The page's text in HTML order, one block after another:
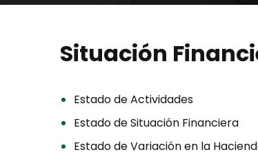
Situación
Estado de Actividades
Estado de Situación Financiera
Estado de Variación en la